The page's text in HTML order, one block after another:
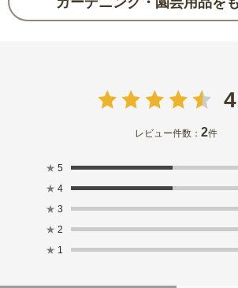
レビュー件数：2件
★ 5
★ 4
★ 3
★ 2
★ 1